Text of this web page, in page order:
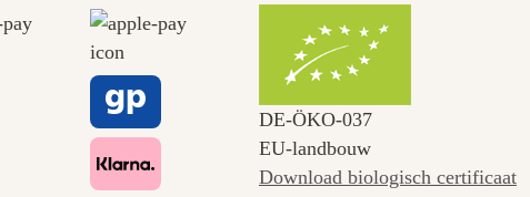
DE‑ÖKO‑037
EU-landbouw
Download biologisch certificaat